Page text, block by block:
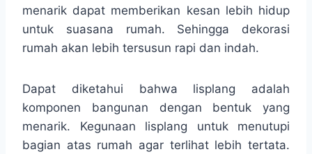
menarik dapat memberikan kesan lebih hidup
untuk suasana rumah. Sehingga dekorasi
rumah akan lebih tersusun rapi dan indah.
Dapat diketahui bahwa lisplang adalah
komponen bangunan dengan bentuk yang
menarik. Kegunaan lisplang untuk menutupi
bagian atas rumah agar terlihat lebih tertata.